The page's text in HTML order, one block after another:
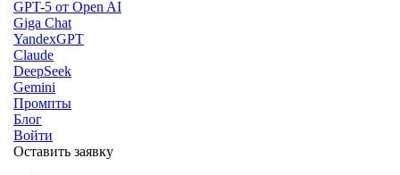
GPT-5 от Open AI
Giga Chat
YandexGPT
Claude
DeepSeek
Gemini
Промпты
Блог
Войти
Оставить заявку